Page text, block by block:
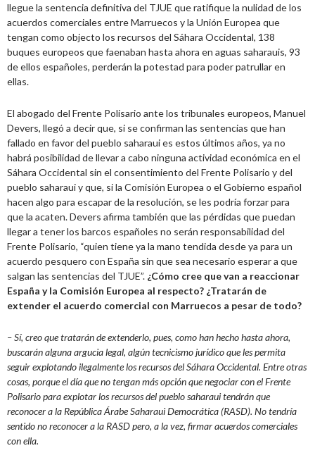
llegue la sentencia definitiva del TJUE que ratifique la nulidad de los
acuerdos comerciales entre Marruecos y la Unión Europea que
tengan como objecto los recursos del Sáhara Occidental, 138
buques europeos que faenaban hasta ahora en aguas saharauis, 93
de ellos españoles, perderán la potestad para poder patrullar en
ellas.
El abogado del Frente Polisario ante los tribunales europeos, Manuel
Devers, llegó a decir que, si se confirman las sentencias que han
fallado en favor del pueblo saharaui es estos últimos años, ya no
habrá posibilidad de llevar a cabo ninguna actividad económica en el
Sáhara Occidental sin el consentimiento del Frente Polisario y del
pueblo saharaui y que, si la Comisión Europea o el Gobierno español
hacen algo para escapar de la resolución, se les podría forzar para
que la acaten. Devers afirma también que las pérdidas que puedan
llegar a tener los barcos españoles no serán responsabilidad del
Frente Polisario, “quien tiene ya la mano tendida desde ya para un
acuerdo pesquero con España sin que sea necesario esperar a que
salgan las sentencias del TJUE”. ¿Cómo cree que van a reaccionar
España y la Comisión Europea al respecto? ¿Tratarán de
extender el acuerdo comercial con Marruecos a pesar de todo?
– Sí, creo que tratarán de extenderlo, pues, como han hecho hasta ahora,
buscarán alguna argucia legal, algún tecnicismo jurídico que les permita
seguir explotando ilegalmente los recursos del Sáhara Occidental. Entre otras
cosas, porque el día que no tengan más opción que negociar con el Frente
Polisario para explotar los recursos del pueblo saharaui tendrán que
reconocer a la República Árabe Saharaui Democrática (RASD). No tendría
sentido no reconocer a la RASD pero, a la vez, firmar acuerdos comerciales
con ella.